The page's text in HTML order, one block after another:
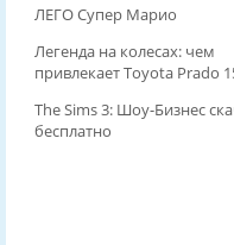
ЛЕГО Супер Марио
Легенда на колесах: чем
привлекает Toyota Prado
The Sims 3: Шоу-Бизнес
бесплатно